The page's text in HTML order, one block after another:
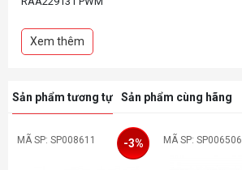
DDR5 XMP 7400MHz+
Mạng LAN 2.5G
Xem thêm
Sản phẩm tương tự Sản phẩm cùng hãng
MÃ SP: SP008611 -3% MÃ SP: SP006506